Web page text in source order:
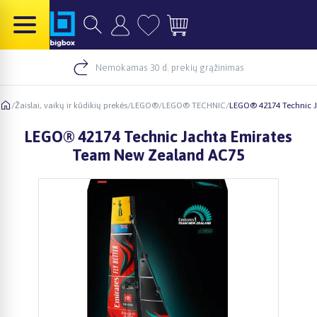
Nemokamas 30 d. prekių grąžinimas
/Žaislai, vaikų ir kūdikių prekės/LEGO®/LEGO® TECHNIC/LEGO® 42174 Technic
LEGO® 42174 Technic Jachta Emirates
Team New Zealand AC75